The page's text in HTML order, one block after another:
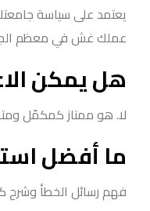
يعتمد على سياسة
عملك غش في معظم
هل يمكن
لا. هو ممتاز كمكمّل
ما أفضل
فهم رسائل الخطأ وشرح